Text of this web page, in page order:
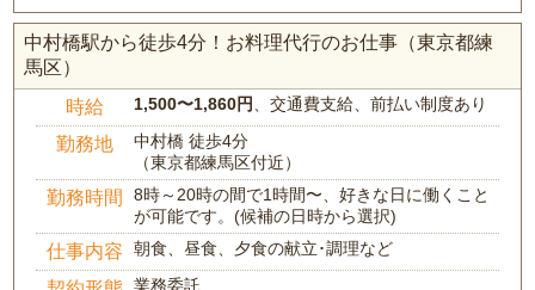
中村橋駅から徒歩4分！お料理代行のお仕事（東京都練
馬区）
時給 1,500〜1,860円、交通費支給、前払い制度あり
勤務地
中村橋 徒歩4分
（東京都練馬区付近）
勤務時間
8時～20時の間で1時間〜、好きな日に働くこと
が可能です。(候補の日時から選択)
仕事内容 朝食、昼食、夕食の献立･調理など
業務委託